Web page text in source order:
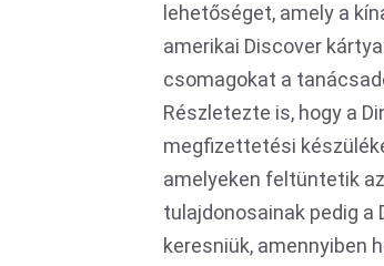
lehetőséget, amely a
amerikai Discover
csomagokat a
Részletezte is, hogy a
megfizettetési
amelyeken feltüntetik
tulajdonosainak pedig a
keresniük, amennyiben